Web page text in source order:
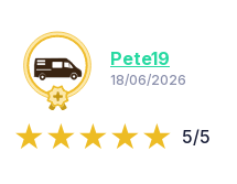
Pete19
18/06/2026
5/5